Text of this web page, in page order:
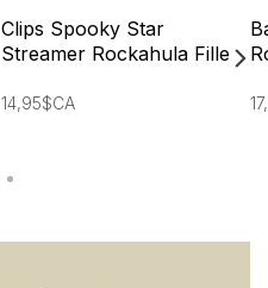
Clips Spooky Star
Streamer Rockahula Fille
14,95$CA